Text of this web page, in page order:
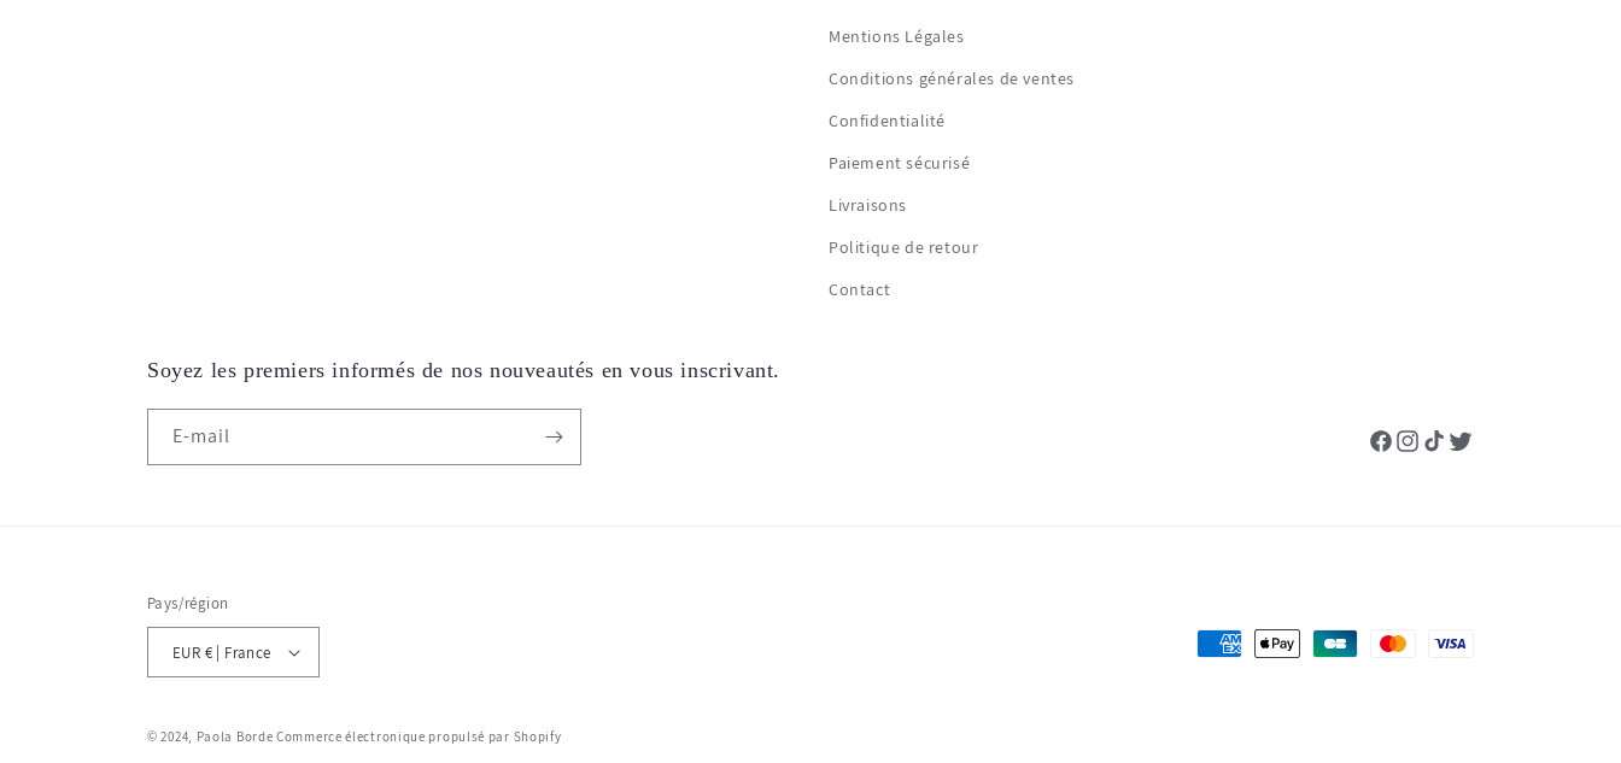
Mentions Légales
Conditions générales de ventes
Confidentialité
Paiement sécurisé
Livraisons
Politique de retour
Contact
Soyez les premiers informés de nos nouveautés en vous inscrivant.
E-mail Facebook
Instagram
TikTok
Pays/région
EUR € | France
Moyens
© 2024, Paola Borde Commerce électronique propulsé par Shopify